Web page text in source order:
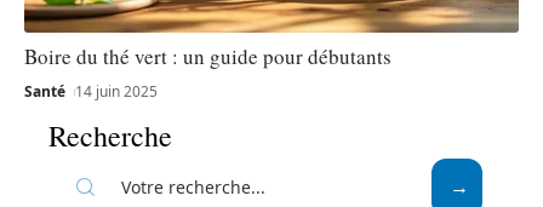
Boire du thé vert : un guide pour débutants
Santé 14 juin 2025
Recherche